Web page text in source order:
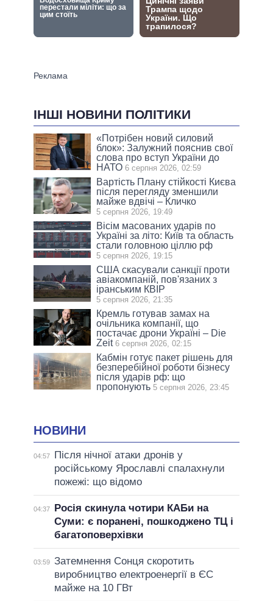
ІНШІ НОВИНИ ПОЛІТИКИ
«Потрібен новий силовий
блок»: Залужний пояснив свої
слова про вступ України до
НАТО 6 серпня 2026, 02:59
Вартість Плану стійкості Києва
після перегляду зменшили
майже вдвічі – Кличко
5 серпня 2026, 19:49
Вісім масованих ударів по
Україні за літо: Київ та область
стали головною ціллю рф
5 серпня 2026, 19:15
США скасували санкції проти
авіакомпаній, пов'язаних з
іранським КВІР
5 серпня 2026, 21:35
Кремль готував замах на
очільника компанії, що
постачає дрони Україні – Die
Zeit 6 серпня 2026, 02:15
Кабмін готує пакет рішень для
безперебійної роботи бізнесу
після ударів рф: що
пропонують 5 серпня 2026, 23:45
НОВИНИ
04:57
Після нічної атаки дронів у
російському Ярославлі спалахнули
пожежі: що відомо
04:37
Росія скинула чотири КАБи на
Суми: є поранені, пошкоджено ТЦ і
багатоповерхівки
03:59 Затемнення Сонця скоротить
виробництво електроенергії в ЄС
майже на 10 ГВт